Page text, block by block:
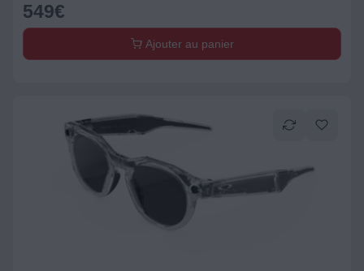
549€
Ajouter au panier